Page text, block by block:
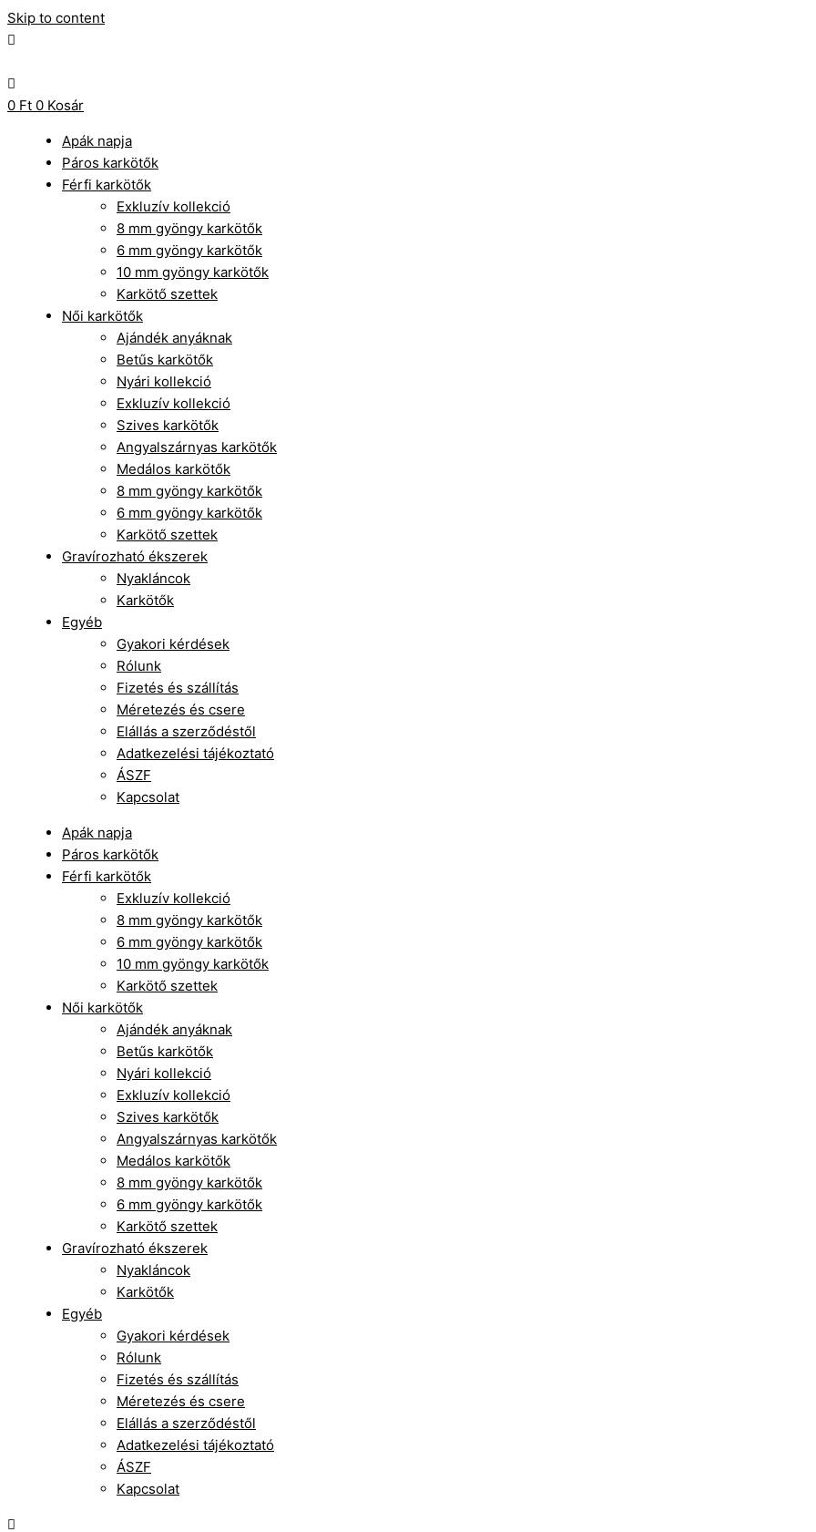
Skip to content
0 Ft 0 Kosár
Apák napja
Páros karkötők
Férfi karkötők
Exkluzív kollekció
8 mm gyöngy karkötők
6 mm gyöngy karkötők
10 mm gyöngy karkötők
Karkötő szettek
Női karkötők
Ajándék anyáknak
Betűs karkötők
Nyári kollekció
Exkluzív kollekció
Szives karkötők
Angyalszárnyas karkötők
Medálos karkötők
8 mm gyöngy karkötők
6 mm gyöngy karkötők
Karkötő szettek
Gravírozható ékszerek
Nyakláncok
Karkötők
Egyéb
Gyakori kérdések
Rólunk
Fizetés és szállítás
Méretezés és csere
Elállás a szerződéstől
Adatkezelési tájékoztató
ÁSZF
Kapcsolat
Apák napja
Páros karkötők
Férfi karkötők
Exkluzív kollekció
8 mm gyöngy karkötők
6 mm gyöngy karkötők
10 mm gyöngy karkötők
Karkötő szettek
Női karkötők
Ajándék anyáknak
Betűs karkötők
Nyári kollekció
Exkluzív kollekció
Szives karkötők
Angyalszárnyas karkötők
Medálos karkötők
8 mm gyöngy karkötők
6 mm gyöngy karkötők
Karkötő szettek
Gravírozható ékszerek
Nyakláncok
Karkötők
Egyéb
Gyakori kérdések
Rólunk
Fizetés és szállítás
Méretezés és csere
Elállás a szerződéstől
Adatkezelési tájékoztató
ÁSZF
Kapcsolat